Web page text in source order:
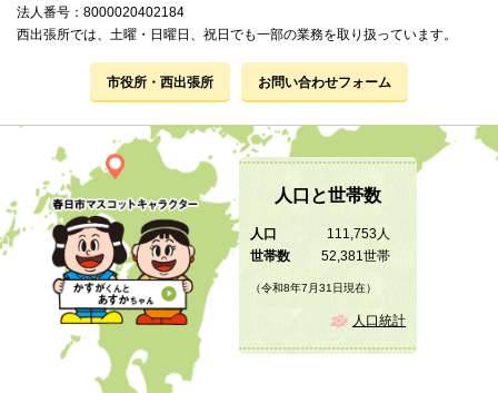
法人番号：8000020402184
西出張所では、土曜・日曜日、祝日でも一部の業務を取り扱っています。
市役所・西出張所 お問い合わせフォーム
人口と世帯数
人口
111,753人
世帯数
52,381世帯
（令和8年7月31日現在）
人口統計